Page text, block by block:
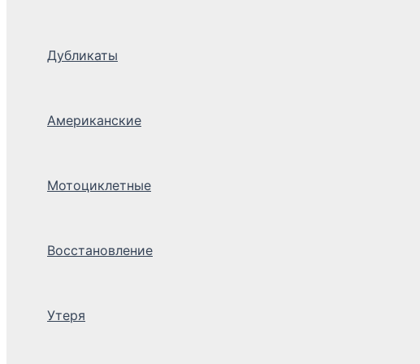
Дубликаты
Американские
Мотоциклетные
Восстановление
Утеря